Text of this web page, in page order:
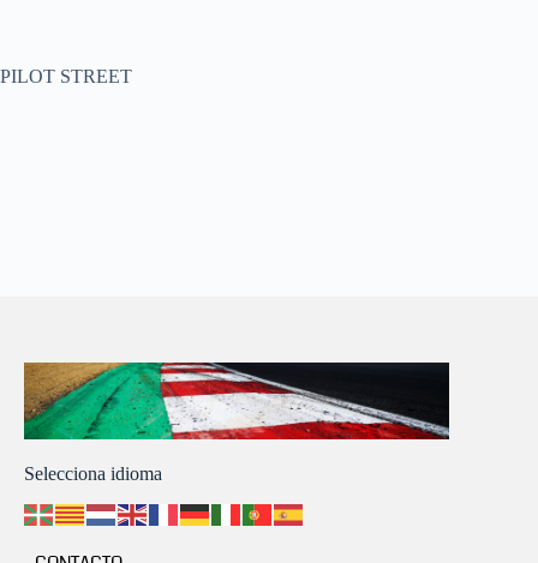
PILOT STREET
Selecciona idioma